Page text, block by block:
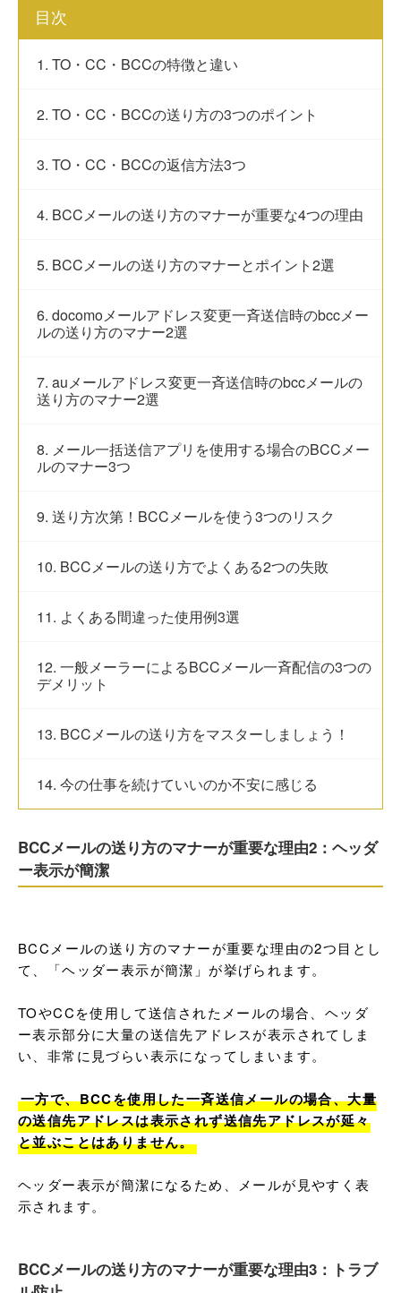
目次
1. TO・CC・BCCの特徴と違い
2. TO・CC・BCCの送り方の3つのポイント
3. TO・CC・BCCの返信方法3つ
4. BCCメールの送り方のマナーが重要な4つの理由
5. BCCメールの送り方のマナーとポイント2選
6. docomoメールアドレス変更一斉送信時のbccメー
ルの送り方のマナー2選
7. auメールアドレス変更一斉送信時のbccメールの
送り方のマナー2選
8. メール一括送信アプリを使用する場合のBCCメー
ルのマナー3つ
9. 送り方次第！BCCメールを使う3つのリスク
10. BCCメールの送り方でよくある2つの失敗
11. よくある間違った使用例3選
12. 一般メーラーによるBCCメール一斉配信の3つの
デメリット
13. BCCメールの送り方をマスターしましょう！
14. 今の仕事を続けていいのか不安に感じる
BCCメールの送り方のマナーが重要な理由2：ヘッダ
ー表示が簡潔
BCCメールの送り方のマナーが重要な理由の2つ目とし
て、「ヘッダー表示が簡潔」が挙げられます。
TOやCCを使用して送信されたメールの場合、ヘッダ
ー表示部分に大量の送信先アドレスが表示されてしま
い、非常に見づらい表示になってしまいます。
一方で、BCCを使用した一斉送信メールの場合、大量
の送信先アドレスは表示されず送信先アドレスが延々
と並ぶことはありません。
ヘッダー表示が簡潔になるため、メールが見やすく表
示されます。
BCCメールの送り方のマナーが重要な理由3：トラブ